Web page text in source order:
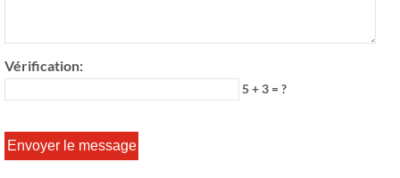
Vérification:
5 + 3 = ?